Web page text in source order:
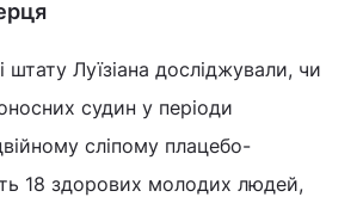
штату Луїзіана досліджували, чи
судин у періоди
сліпому плацебо-
18 здорових молодих людей,